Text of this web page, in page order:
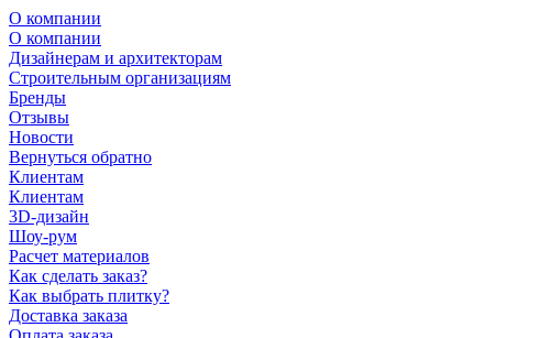
О компании
О компании
Дизайнерам и архитекторам
Строительным организациям
Бренды
Отзывы
Новости
Вернуться обратно
Клиентам
Клиентам
3D-дизайн
Шоу-рум
Расчет материалов
Как сделать заказ?
Как выбрать плитку?
Доставка заказа